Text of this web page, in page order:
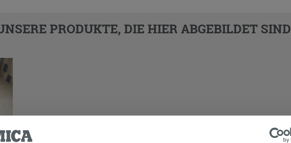
PRODUKTE, DIE HIER ABGEBILDET SIND